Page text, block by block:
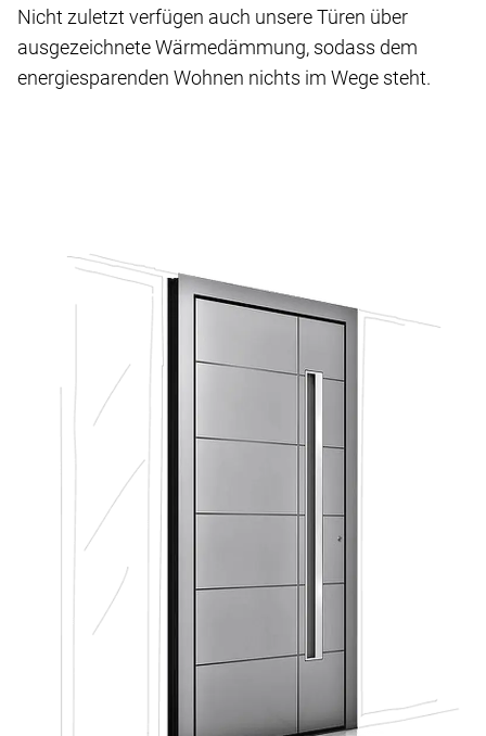
Nicht zuletzt verfügen auch unsere Türen über
ausgezeichnete Wärmedämmung, sodass dem
energiesparenden Wohnen nichts im Wege steht.